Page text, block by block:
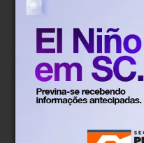
Operação Há 1 dia
PM encontra
e recupera
margens da BR-
No local, policiais